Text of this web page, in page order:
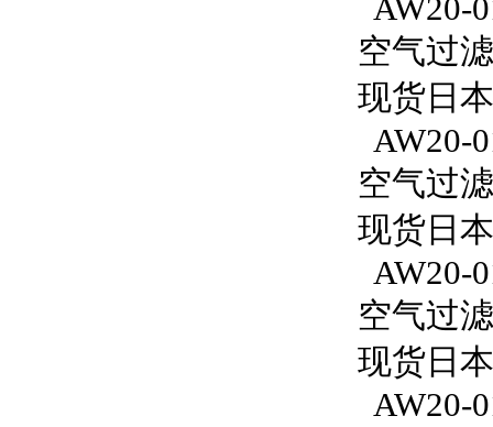
AW20-
空气过
现货日
AW20-
空气过
现货日
AW20-
空气过
现货日
AW20-